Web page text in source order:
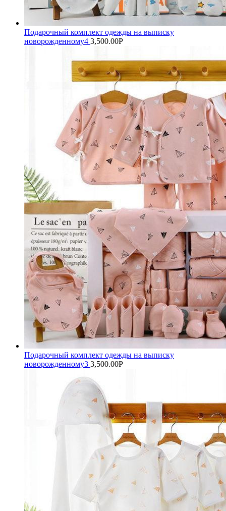
Подарочный комплект одежды на выписку
новорожденному4 3,500.00Р
Подарочный комплект одежды на выписку
новорожденному3 3,500.00Р